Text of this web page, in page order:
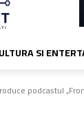
SI
podcastul